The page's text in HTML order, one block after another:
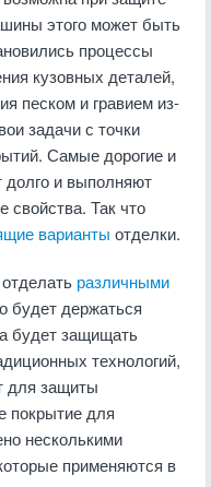
этого может быть
процессы
кузовных деталей,
песком и гравием из-
задачи с точки
Самые дорогие и
и выполняют
Так что
варианты отделки.
различными
будет держаться
будет защищать
технологий,
для защиты
покрытие для
несколькими
применяются в